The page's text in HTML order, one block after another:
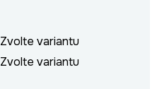
Zvolte variantu
Zvolte variantu